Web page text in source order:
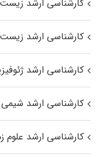
کارشناسی ارشد
کارشناسی ارشد
کارشناسی ارشد
کارشناسی ارشد شیمی
کارشناسی ارشد علوم